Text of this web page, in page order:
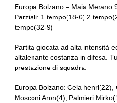
Europa Bolzano – Maia Merano
Parziali: 1 tempo(18-6) 2
tempo(32-9)
Partita giocata ad alta intensità
altalenante costanza in difesa.
prestazione di squadra.
Europa Bolzano: Cela henri(22),
Mosconi Aron(4), Palmieri